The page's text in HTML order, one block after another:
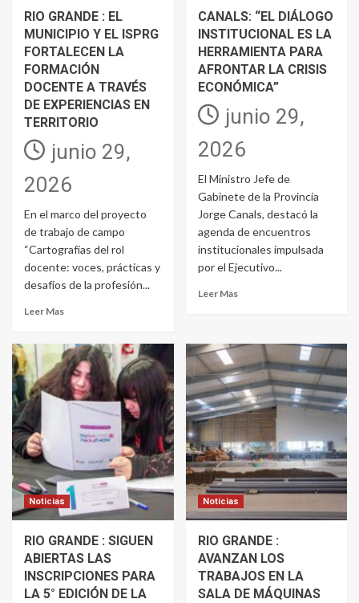
RIO GRANDE : EL
MUNICIPIO Y EL ISPRG
FORTALECEN LA
FORMACIÓN
DOCENTE A TRAVÉS
DE EXPERIENCIAS EN
TERRITORIO
junio 29,
2026
En el marco del proyecto
de trabajo de campo
“Cartografías del rol
docente: voces, prácticas y
desafíos de la profesión...
Leer Mas
CANALS: “EL DIÁLOGO
INSTITUCIONAL ES LA
HERRAMIENTA PARA
AFRONTAR LA CRISIS
ECONÓMICA”
junio 29,
2026
El Ministro Jefe de
Gabinete de la Provincia
Jorge Canals, destacó la
agenda de encuentros
institucionales impulsada
por el Ejecutivo...
Leer Mas
Noticias
RIO GRANDE : SIGUEN
ABIERTAS LAS
INSCRIPCIONES PARA
LA 5° EDICIÓN DE LA
Noticias
RIO GRANDE :
AVANZAN LOS
TRABAJOS EN LA
SALA DE MÁQUINAS